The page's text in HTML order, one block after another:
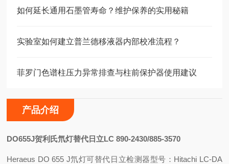
如何延长通用石墨管寿命？维护保养的实用秘籍
实验室如何建立普兰德移液器内部校准流程？
菲罗门色谱柱压力异常排查与柱前保护器使用建议
产品介绍
DO655J贺利氏氘灯替代日立LC 890-2430/885-3570
Heraeus DO 655 J氘灯可替代日立检测器型号： Hitachi LC-DA